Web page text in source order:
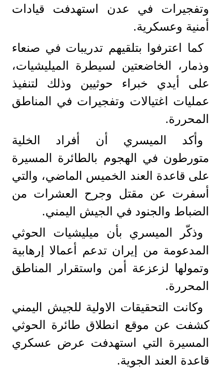
وتفجيرات في عدن استهدفت قيادات
أمنية وعسكرية.
كما اعترفوا بتلقيهم تدريبات في صنعاء
وذمار، الخاضعتين لسيطرة الميليشيات،
على أيدي خبراء حوثيين وذلك لتنفيذ
عمليات اغتيالات وتفجيرات في المناطق
المحررة.
وأكد الميسري أن أفراد الخلية
متورطون في الهجوم بالطائرة المسيرة
على قاعدة العند الخميس الماضي، والتي
أسفرت عن مقتل وجرح العشرات من
الضباط والجنود في الجيش اليمني.
وذكّر الميسري بأن ميليشيات الحوثي
المدعومة من إيران تدعم أعمالا إرهابية
وتمولها لزعزعة أمن واستقرار المناطق
المحررة.
وكانت التحقيقات الاولية للجيش اليمني
كشفت عن موقع انطلاق طائرة الحوثي
المسيرة التي استهدفت عرض عسكري
قاعدة العند الجوية.